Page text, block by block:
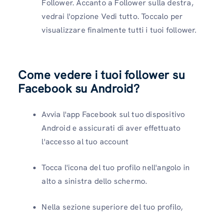
Follower. Accanto a Follower sulla destra,
vedrai l'opzione Vedi tutto. Toccalo per
visualizzare finalmente tutti i tuoi follower.
Come vedere i tuoi follower su
Facebook su Android?
Avvia l'app Facebook sul tuo dispositivo
Android e assicurati di aver effettuato
l'accesso al tuo account
Tocca l'icona del tuo profilo nell'angolo in
alto a sinistra dello schermo.
Nella sezione superiore del tuo profilo,